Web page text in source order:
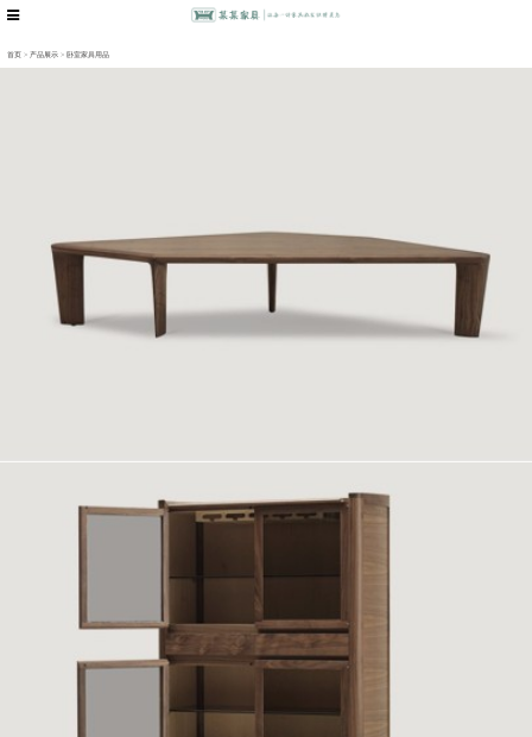
首页 > 产品展示 > 卧室家具用品